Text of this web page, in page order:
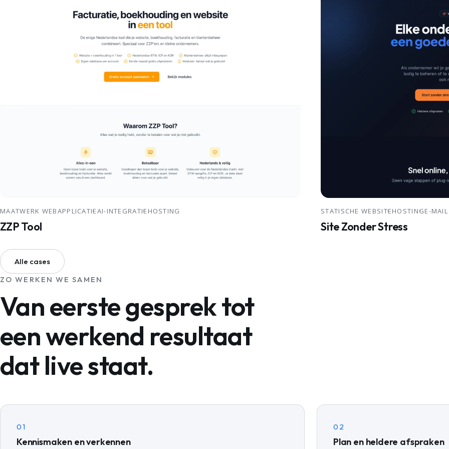
MAATWERK WEBAPPLICATIEAI-INTEGRATIE HOSTING
ZZP Tool
STATISCHE WEBSITEHOSTINGE-MAIL
Site Zonder Stress
Alle cases
ZO WERKEN WE SAMEN
Van eerste gesprek tot
een werkend resultaat
dat live staat.
01
Kennismaken en verkennen
02
Plan en heldere afspraken